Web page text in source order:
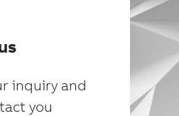
inquiry and
you